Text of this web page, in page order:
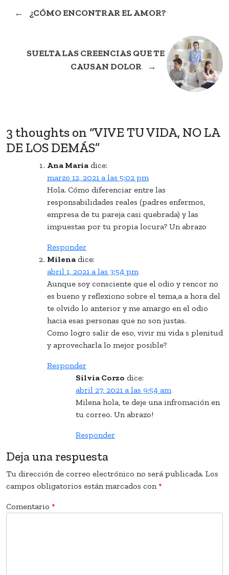
← ¿CÓMO ENCONTRAR EL AMOR?
SUELTA LAS CREENCIAS QUE TE
CAUSAN DOLOR
→
3 thoughts on “VIVE TU VIDA, NO LA
DE LOS DEMÁS”
Ana Maria dice:
marzo 12, 2021 a las 5:02 pm
Hola. Cómo diferenciar entre las
responsabilidades reales (padres enfermos,
empresa de tu pareja casi quebrada) y las
impuestas por tu propia locura? Un abrazo
Responder
Milena dice:
abril 1, 2021 a las 3:54 pm
Aunque soy consciente que el odio y rencor no
es bueno y reflexiono sobre el tema,a a hora del
te olvido lo anterior y me amargo en el odio
hacia esas personas que no son justas.
Como logro salir de eso, vivir mi vida s plenitud
y aprovecharla lo mejor posible?
Responder
Silvia Corzo dice:
abril 27, 2021 a las 9:54 am
Milena hola, te deje una infromación en
tu correo. Un abrazo!
Responder
Deja una respuesta
Tu dirección de correo electrónico no será publicada. Los
campos obligatorios están marcados con *
Comentario *